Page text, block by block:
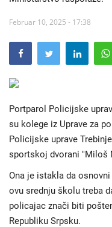
Korona Virus
Auto-moto
Hronika
Gradovi
Turizam
Biznis
Jezik
Februar 10, 2025 - 17:38
Portparol Policijske
su kolege iz Uprave za
Policijske uprave
sportskoj dvorani "Miloš
Ona je istakla da
ovu srednju školu treba
policajac znači biti
Republiku Srpsku.